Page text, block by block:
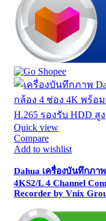
Quick view
Compare
Add to wishlist
Dahua เครื่องบันทึกภา
4KS2/L 4 Channel
Recorder by Vnix